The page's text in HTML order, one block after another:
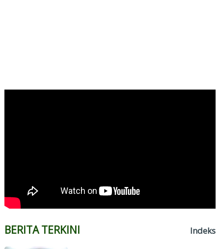
BERITA TERKINI Indeks